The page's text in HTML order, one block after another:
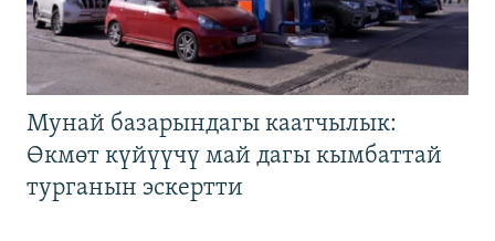
Мунай базарындагы каатчылык:
Өкмөт күйүүчү май дагы кымбаттай
турганын эскертти